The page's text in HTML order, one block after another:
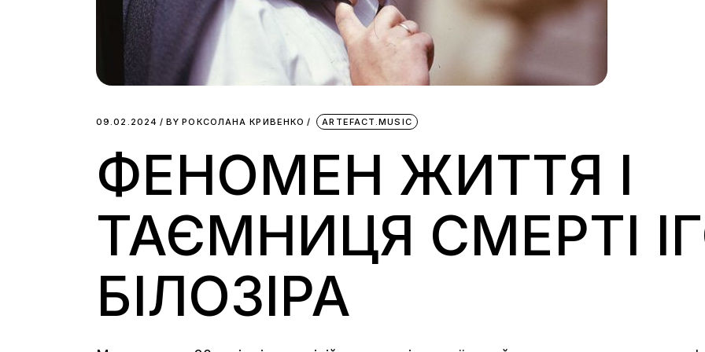
09.02.2024 BY РОКСОЛАНА КРИВЕНКО ARTEFACT.MUSIC
ФЕНОМЕН ЖИТТЯ І
ТАЄМНИЦЯ СМЕРТІ
БІЛОЗІРА